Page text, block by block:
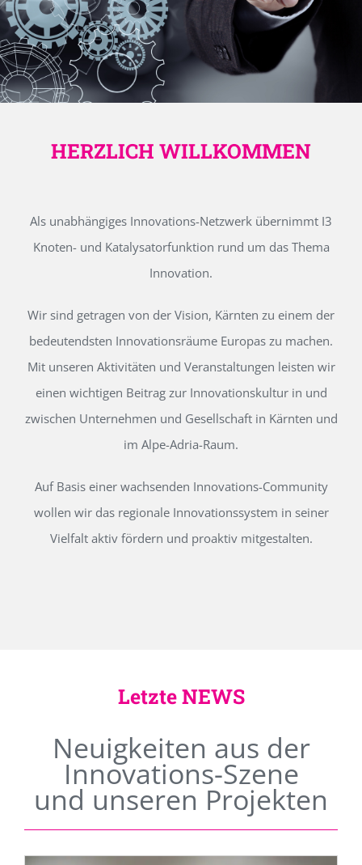
HERZLICH WILLKOMMEN
Als unabhängiges Innovations-Netzwerk übernimmt I3
Knoten- und Katalysatorfunktion rund um das Thema
Innovation.
Wir sind getragen von der Vision, Kärnten zu einem der
bedeutendsten Innovationsräume Europas zu machen.
Mit unseren Aktivitäten und Veranstaltungen leisten wir
einen wichtigen Beitrag zur Innovationskultur in und
zwischen Unternehmen und Gesellschaft in Kärnten und
im Alpe-Adria-Raum.
Auf Basis einer wachsenden Innovations-Community
wollen wir das regionale Innovationssystem in seiner
Vielfalt aktiv fördern und proaktiv mitgestalten.
Letzte NEWS
Neuigkeiten aus der
Innovations-Szene
und unseren Projekten